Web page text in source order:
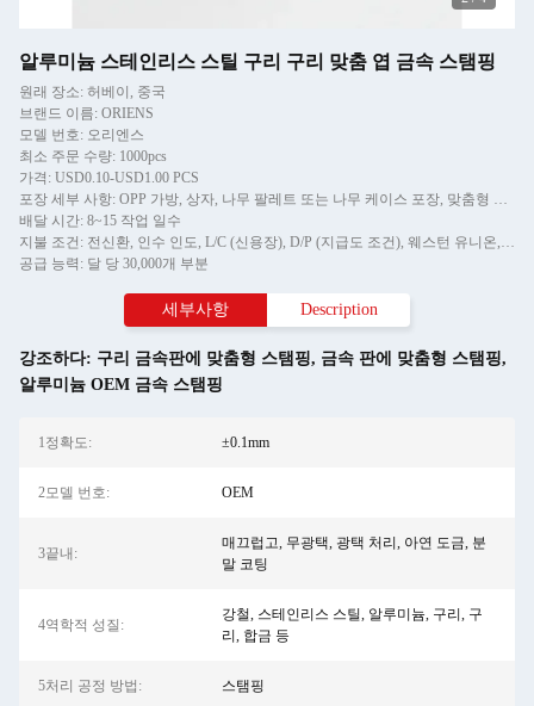
알루미늄 스테인리스 스틸 구리 구리 맞춤 엽 금속 스탬핑
원래 장소: 허베이, 중국
브랜드 이름: ORIENS
모델 번호: 오리엔스
최소 주문 수량: 1000pcs
가격: USD0.10-USD1.00 PCS
포장 세부 사항: OPP 가방, 상자, 나무 팔레트 또는 나무 케이스 포장, 맞춤형 라벨 제공 가능
배달 시간: 8~15 작업 일수
지불 조건: 전신환, 인수 인도, L/C (신용장), D/P (지급도 조건), 웨스턴 유니온, 머니그램
공급 능력: 달 당 30,000개 부분
세부사항 Description
강조하다: 구리 금속판에 맞춤형 스탬핑, 금속 판에 맞춤형 스탬핑,
알루미늄 OEM 금속 스탬핑
1정확도: ±0.1mm
2모델 번호: OEM
3끝내:
매끄럽고, 무광택, 광택 처리, 아연 도금, 분
말 코팅
4역학적 성질:
강철, 스테인리스 스틸, 알루미늄, 구리, 구
리, 합금 등
5처리 공정 방법: 스탬핑